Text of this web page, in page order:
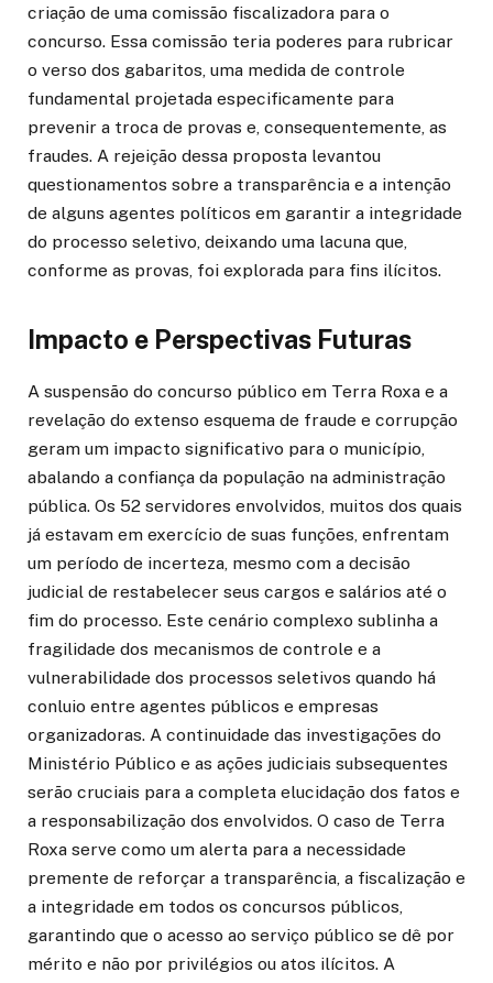
criação de uma comissão fiscalizadora para o
concurso. Essa comissão teria poderes para rubricar
o verso dos gabaritos, uma medida de controle
fundamental projetada especificamente para
prevenir a troca de provas e, consequentemente, as
fraudes. A rejeição dessa proposta levantou
questionamentos sobre a transparência e a intenção
de alguns agentes políticos em garantir a integridade
do processo seletivo, deixando uma lacuna que,
conforme as provas, foi explorada para fins ilícitos.
Impacto e Perspectivas Futuras
A suspensão do concurso público em Terra Roxa e a
revelação do extenso esquema de fraude e corrupção
geram um impacto significativo para o município,
abalando a confiança da população na administração
pública. Os 52 servidores envolvidos, muitos dos quais
já estavam em exercício de suas funções, enfrentam
um período de incerteza, mesmo com a decisão
judicial de restabelecer seus cargos e salários até o
fim do processo. Este cenário complexo sublinha a
fragilidade dos mecanismos de controle e a
vulnerabilidade dos processos seletivos quando há
conluio entre agentes públicos e empresas
organizadoras. A continuidade das investigações do
Ministério Público e as ações judiciais subsequentes
serão cruciais para a completa elucidação dos fatos e
a responsabilização dos envolvidos. O caso de Terra
Roxa serve como um alerta para a necessidade
premente de reforçar a transparência, a fiscalização e
a integridade em todos os concursos públicos,
garantindo que o acesso ao serviço público se dê por
mérito e não por privilégios ou atos ilícitos. A